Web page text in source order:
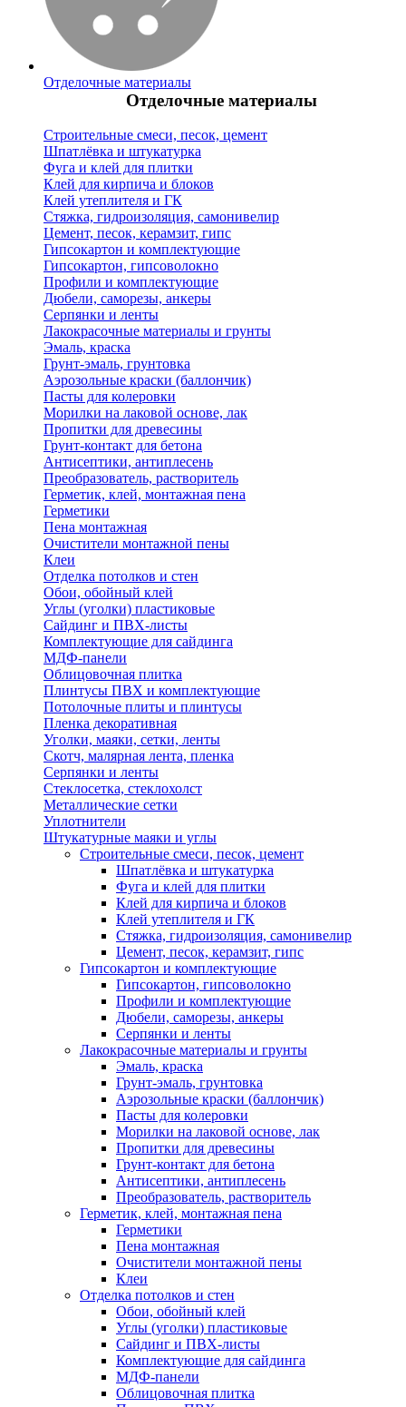
Отделочные материалы
Отделочные материалы
Строительные смеси, песок, цемент
Шпатлёвка и штукатурка
Фуга и клей для плитки
Клей для кирпича и блоков
Клей утеплителя и ГК
Стяжка, гидроизоляция, самонивелир
Цемент, песок, керамзит, гипс
Гипсокартон и комплектующие
Гипсокартон, гипсоволокно
Профили и комплектующие
Дюбели, саморезы, анкеры
Серпянки и ленты
Лакокрасочные материалы и грунты
Эмаль, краска
Грунт-эмаль, грунтовка
Аэрозольные краски (баллончик)
Пасты для колеровки
Морилки на лаковой основе, лак
Пропитки для древесины
Грунт-контакт для бетона
Антисептики, антиплесень
Преобразователь, растворитель
Герметик, клей, монтажная пена
Герметики
Пена монтажная
Очистители монтажной пены
Клеи
Отделка потолков и стен
Обои, обойный клей
Углы (уголки) пластиковые
Сайдинг и ПВХ-листы
Комплектующие для сайдинга
МДФ-панели
Облицовочная плитка
Плинтусы ПВХ и комплектующие
Потолочные плиты и плинтусы
Пленка декоративная
Уголки, маяки, сетки, ленты
Скотч, малярная лента, пленка
Серпянки и ленты
Стеклосетка, стеклохолст
Металлические сетки
Уплотнители
Штукатурные маяки и углы
Строительные смеси, песок, цемент
Шпатлёвка и штукатурка
Фуга и клей для плитки
Клей для кирпича и блоков
Клей утеплителя и ГК
Стяжка, гидроизоляция, самонивелир
Цемент, песок, керамзит, гипс
Гипсокартон и комплектующие
Гипсокартон, гипсоволокно
Профили и комплектующие
Дюбели, саморезы, анкеры
Серпянки и ленты
Лакокрасочные материалы и грунты
Эмаль, краска
Грунт-эмаль, грунтовка
Аэрозольные краски (баллончик)
Пасты для колеровки
Морилки на лаковой основе, лак
Пропитки для древесины
Грунт-контакт для бетона
Антисептики, антиплесень
Преобразователь, растворитель
Герметик, клей, монтажная пена
Герметики
Пена монтажная
Очистители монтажной пены
Клеи
Отделка потолков и стен
Обои, обойный клей
Углы (уголки) пластиковые
Сайдинг и ПВХ-листы
Комплектующие для сайдинга
МДФ-панели
Облицовочная плитка